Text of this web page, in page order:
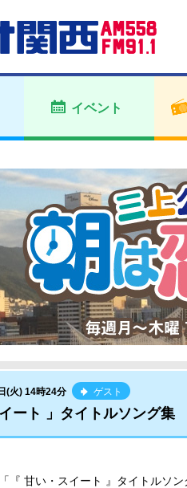
イベント
(火) 14時24分 ゲスト
ート 」タイトルソング集
甘い・スイート 』タイトルソン